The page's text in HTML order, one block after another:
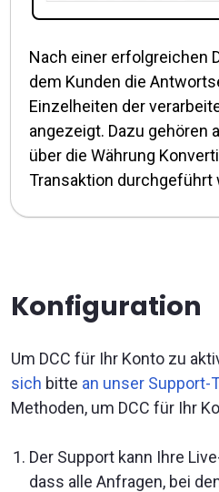
Nach einer erfolgreichen
dem Kunden die
Einzelheiten der
angezeigt. Dazu gehören
über die Währung
Transaktion durchgeführt
Konfiguration
Um DCC für Ihr Konto zu
sich bitte an unser Support-
Methoden, um DCC für Ihr
Der Support kann Ihre
dass alle Anfragen, bei